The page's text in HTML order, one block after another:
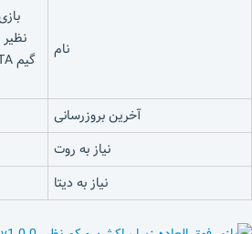
نام
آخرین بروزرسانی
نیاز به روت
نیاز به دیتا